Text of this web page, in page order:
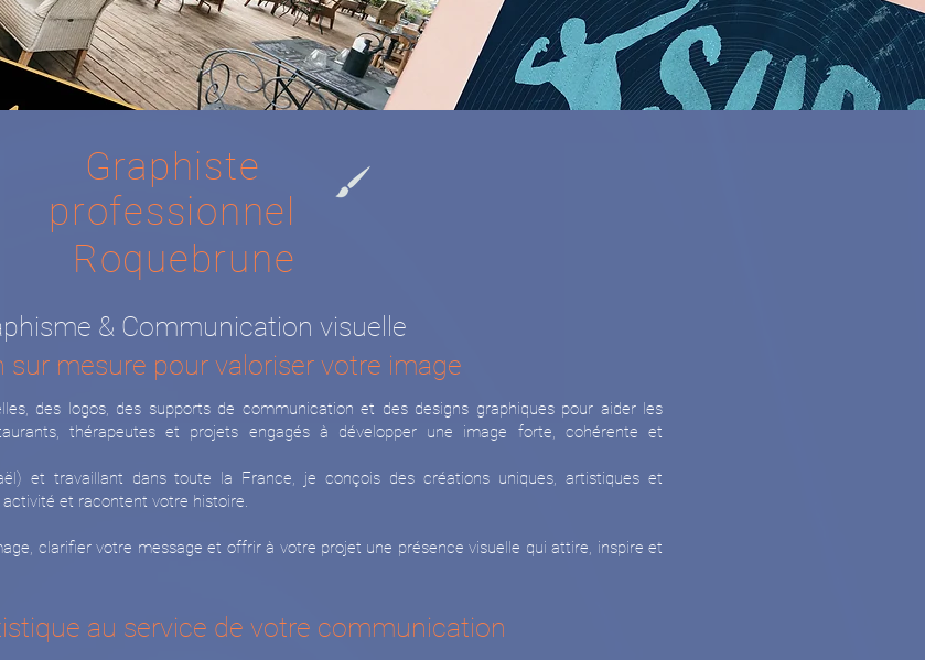
Graphiste
professionnel
Roquebrune
& Communication visuelle
sur mesure pour valoriser votre image
des logos, des supports de communication et des designs graphiques pour aider les
thérapeutes et projets engagés à développer une image forte, cohérente et
et travaillant dans toute la France, je conçois des créations uniques, artistiques et
et racontent votre histoire.
clarifier votre message et offrir à votre projet une présence visuelle qui attire, inspire et
au service de votre communication